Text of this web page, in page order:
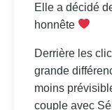
Elle a décidé
honnête
Derrière les
grande
moins
couple avec